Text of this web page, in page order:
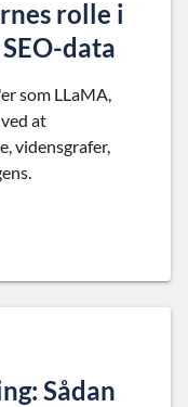
rolle i
data
som LLaMA,
at
vidensgrafer,
Sådan